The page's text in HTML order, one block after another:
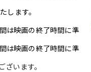
します。
は映画の終了時間に準
は映画の終了時間に準
います。